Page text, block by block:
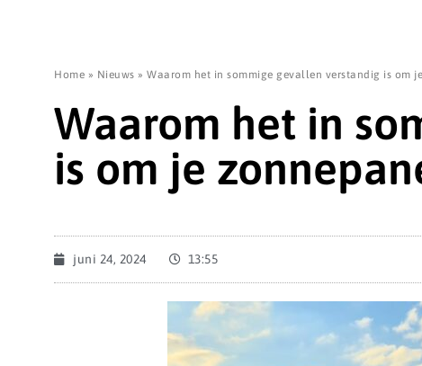
Home » Nieuws » Waarom het in sommige gevallen verstandig is om
Waarom het in
is om je
juni 24, 2024 13:55